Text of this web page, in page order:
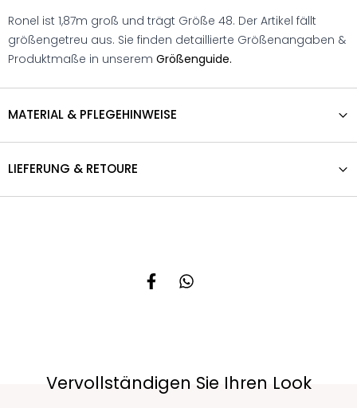
Ronel ist 1,87m groß und trägt Größe 48. Der Artikel fällt
größengetreu aus. Sie finden detaillierte Größenangaben &
Produktmaße in unserem Größenguide.
MATERIAL & PFLEGEHINWEISE
LIEFERUNG & RETOURE
Vervollständigen Sie Ihren Look